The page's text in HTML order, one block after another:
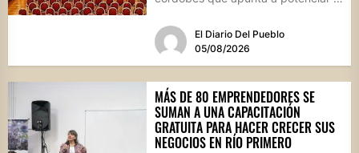
El Diario Del Pueblo
05/08/2026
MÁS DE 80 EMPRENDEDORES SE
SUMAN A UNA CAPACITACIÓN
GRATUITA PARA HACER CRECER SUS
NEGOCIOS EN RÍO PRIMERO